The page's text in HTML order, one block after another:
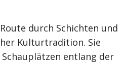
durch Schichten und
Kulturtradition. Sie
entlang der